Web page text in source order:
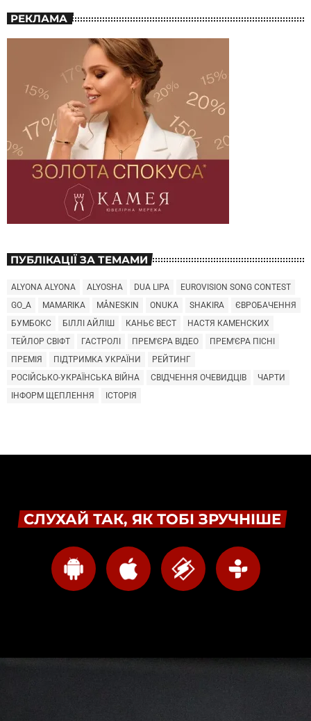
РЕКЛАМА
ПУБЛІКАЦІЇ ЗА ТЕМАМИ
ALYONA ALYONA ALYOSHA DUA LIPA
EUROVISION SONG CONTEST
GO_A
MAMARIKA MÅNESKIN ONUKA SHAKIRA
ЄВРОБАЧЕННЯ
БУМБОКС
БІЛЛІ АЙЛІШ КАНЬЄ ВЕСТ
НАСТЯ КАМЕНСКИХ
ТЕЙЛОР СВІФТ
ГАСТРОЛІ ПРЕМ'ЄРА ВІДЕО
ПРЕМ'ЄРА ПІСНІ
ПРЕМІЯ
ПІДТРИМКА УКРАЇНИ
РЕЙТИНГ
РОСІЙСЬКО-УКРАЇНСЬКА ВІЙНА
СВІДЧЕННЯ ОЧЕВИДЦІВ
ЧАРТИ
ІНФОРМ ЩЕПЛЕННЯ
ІСТОРІЯ
СЛУХАЙ ТАК, ЯК ТОБІ ЗРУЧНІШЕ